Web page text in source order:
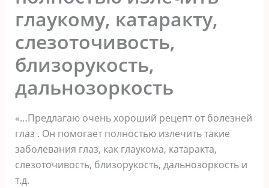
глаукому, катаракту,
слезоточивость,
близорукость,
дальнозоркость
«…Предлагаю очень хороший рецепт от болезней
глаз . Он помогает полностью излечить такие
заболевания глаз, как глаукома, катаракта,
слезоточивость, близорукость, дальнозоркость и
т.д.